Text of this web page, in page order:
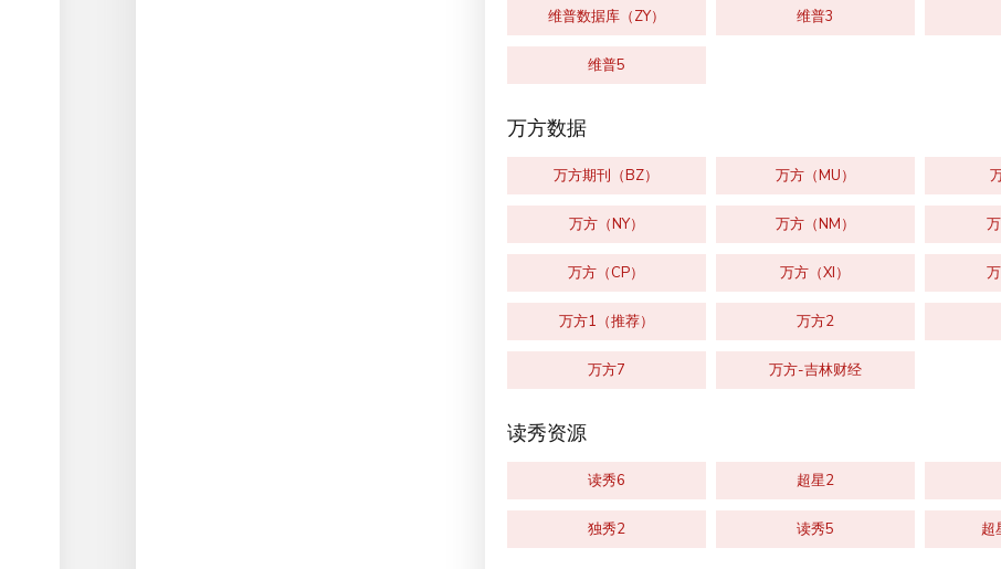
维普数据库（ZY） 维普3
维普5
万方数据
万方期刊（BZ） 万方（MU）
万方（NY） 万方（NM）
万方（CP） 万方（XI）
万方1（推荐） 万方2
万方7 万方-吉林财经
读秀资源
读秀6 超星2
独秀2 读秀5 超